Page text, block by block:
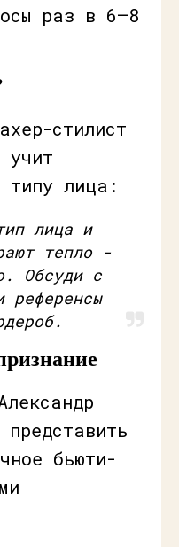
раз в 6–8
стилист
учит
типу лица:
лица и
тепло -
Обсуди с
референсы
бьюти-